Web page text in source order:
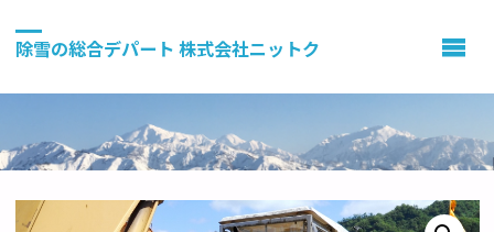
除雪の総合デパート 株式会社ニットク